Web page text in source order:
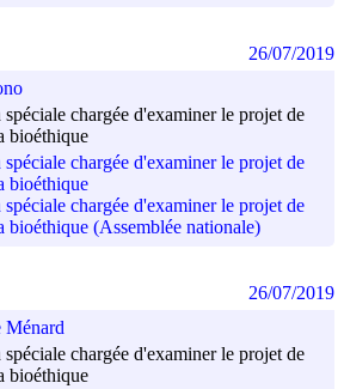
chargée d'examiner le projet de
bioéthique
chargée d'examiner le projet de
bioéthique
chargée d'examiner le projet de
bioéthique (Assemblée nationale)
26/07/2019
Ménard
chargée d'examiner le projet de
bioéthique
26/07/2019